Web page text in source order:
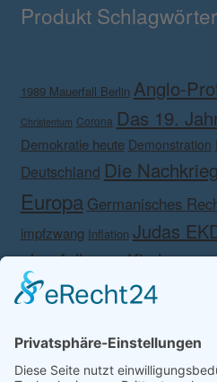
Produkt Schlagwörter
1989 Mauerfall Berlin Anglo-
Christentum Corona Das 19.
Demokratie heute Demonstration
Deutschland Die
Europa Germanisches
impfzwang Inflation Judas
abgefallenen Kirche.
Schönheit 2020 Kampf gegen das
MedienMeinolf Schönborn
DankePatriotismus